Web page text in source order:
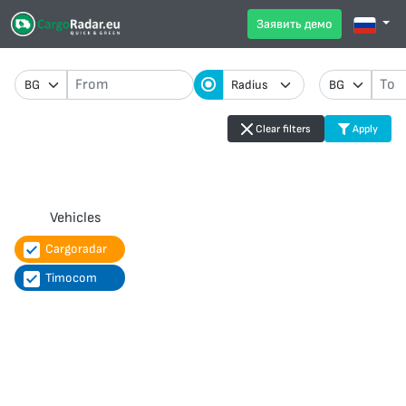
Заявить демо
Vehicles
Cargoradar
Timocom
Clear filters Apply